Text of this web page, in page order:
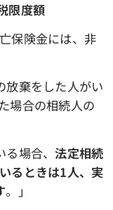
限度額
保険金には、非
放棄をした人がい
場合の相続人の
る場合、法定相続
るときは1人、実
。」